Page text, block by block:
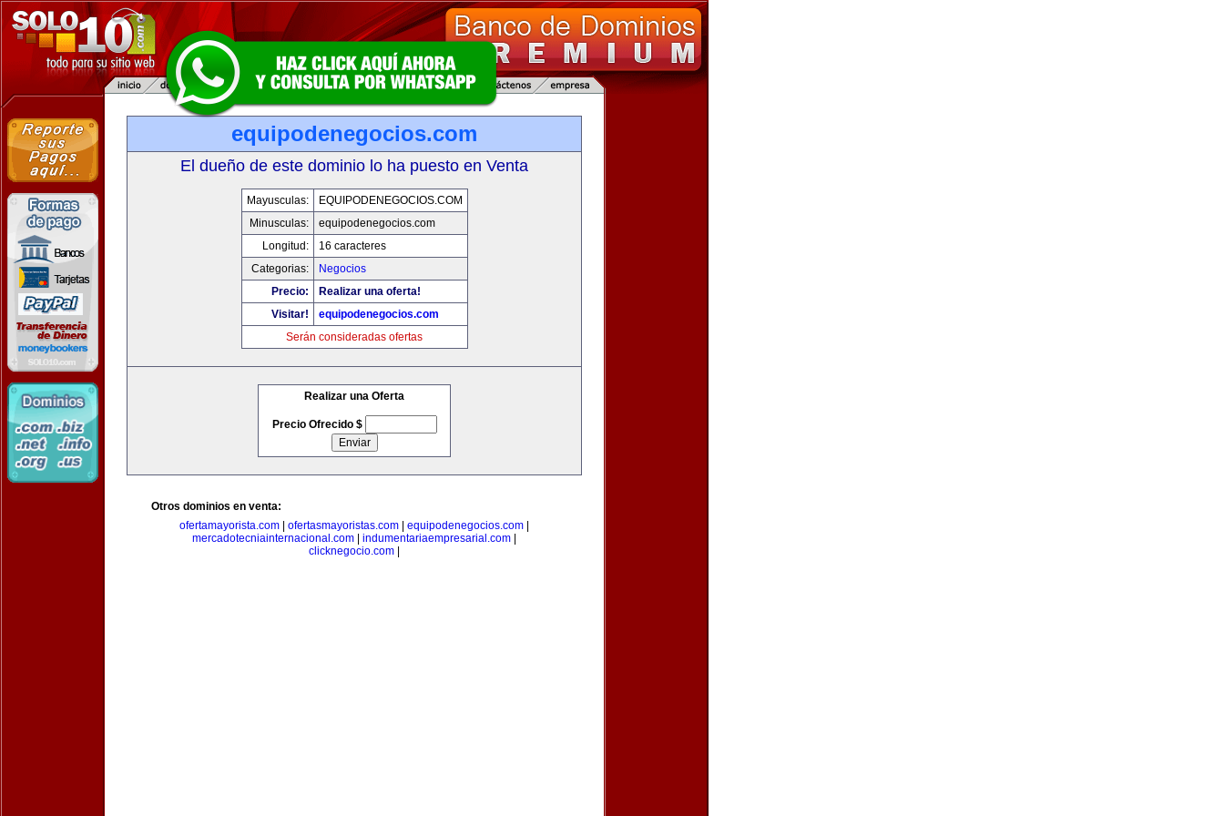
equipodenegocios.com
El dueño de este dominio lo ha puesto en Venta
Mayusculas:
EQUIPODENEGOCIOS.COM
Minusculas:
equipodenegocios.com
Longitud:
16 caracteres
Categorias:
Negocios
Precio:
Realizar una oferta!
Visitar!
equipodenegocios.com
Serán consideradas ofertas
Realizar una Oferta
Precio Ofrecido $
Otros dominios en venta:
ofertamayorista.com
ofertasmayoristas.com equipodenegocios.com
mercadotecniainternacional.com
indumentariaempresarial.com
clicknegocio.com